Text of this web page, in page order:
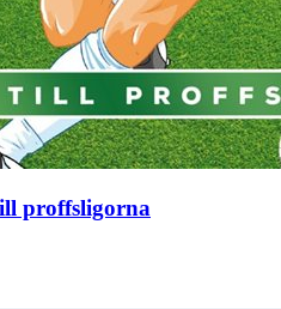
proffsligorna